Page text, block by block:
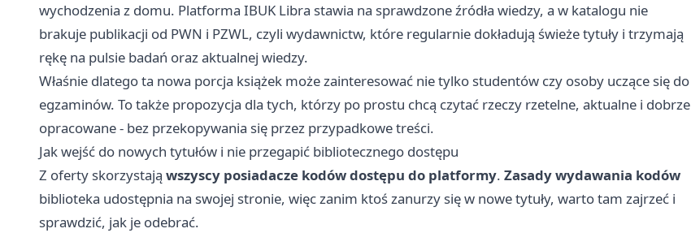
wychodzenia z domu. Platforma IBUK Libra stawia na sprawdzone źródła wiedzy, a w katalogu nie
brakuje publikacji od PWN i PZWL, czyli wydawnictw, które regularnie dokładują świeże tytuły i trzymają
rękę na pulsie badań oraz aktualnej wiedzy.
Właśnie dlatego ta nowa porcja książek może zainteresować nie tylko studentów czy osoby uczące się do
egzaminów. To także propozycja dla tych, którzy po prostu chcą czytać rzeczy rzetelne, aktualne i dobrze
opracowane - bez przekopywania się przez przypadkowe treści.
Jak wejść do nowych tytułów i nie przegapić bibliotecznego dostępu
Z oferty skorzystają wszyscy posiadacze kodów dostępu do platformy. Zasady wydawania kodów
biblioteka udostępnia na swojej stronie, więc zanim ktoś zanurzy się w nowe tytuły, warto tam zajrzeć i
sprawdzić, jak je odebrać.